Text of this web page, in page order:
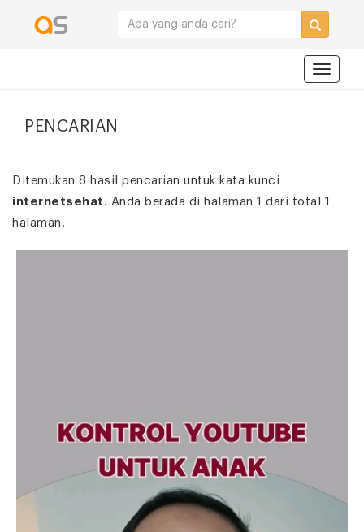
PENCARIAN
Ditemukan 8 hasil pencarian untuk kata kunci
internetsehat . Anda berada di halaman 1 dari total 1
halaman.